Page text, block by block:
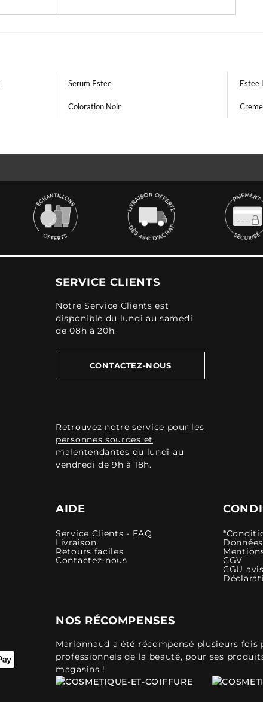
Serum Estee Estee
Coloration Noir
SERVICE CLIENTS
Notre Service Clients est
disponible du lundi au samedi
de 08h à 20h.
CONTACTEZ-NOUS
Retrouvez notre service pour les
personnes sourdes et
malentendantes du lundi au
vendredi de 9h à 18h.
AIDE
Service Clients - FAQ
Livraison
Retours faciles
Contactez-nous
CGV
CGU avis
NOS RÉCOMPENSES
Marionnaud a été récompensé plusieurs fois
professionnels de la beauté, pour ses
magasins !